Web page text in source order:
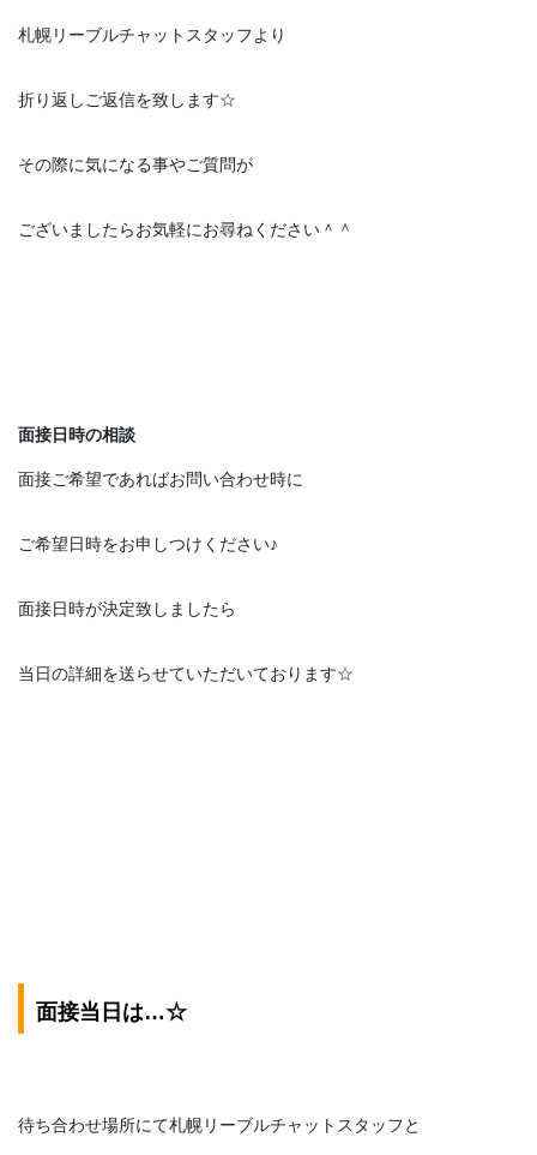
札幌リーブルチャットスタッフより
折り返しご返信を致します☆
その際に気になる事やご質問が
ございましたらお気軽にお尋ねください＾＾
面接日時の相談
面接ご希望であればお問い合わせ時に
ご希望日時をお申しつけください♪
面接日時が決定致しましたら
当日の詳細を送らせていただいております☆
面接当日は…☆
待ち合わせ場所にて札幌リーブルチャットスタッフと